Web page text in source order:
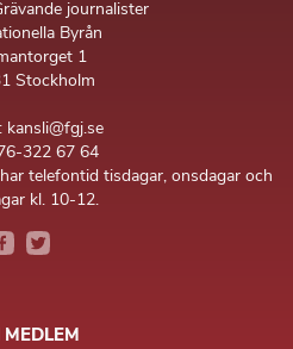
journalister
Byrån
1
Stockholm
kansli@fgj.se
322 67 64
telefontid tisdagar, onsdagar och
kl. 10-12.
MEDLEM